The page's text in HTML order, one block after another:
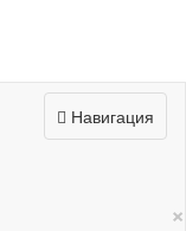
Навигация
×